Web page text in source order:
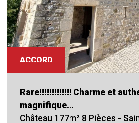
5KM 10KM 25KM
Piscine
ACCORD
Rare!!!!!!!!!!!!! Charme et
magnifique...
Château 177m² 8 Pièces -